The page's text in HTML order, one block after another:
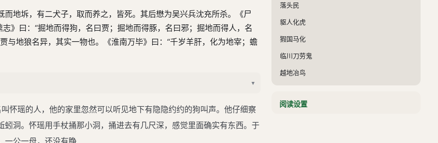
地坼，有二犬子，取而养之，皆死。其后懋为吴兴兵沈充所杀。《尸
》曰：“掘地而得狗，名曰贾；掘地而得豚，名曰邪；掘地而得人，名
与地狼名异，其实一物也。《淮南万毕》曰：“千岁羊肝，化为地宰；蟾
▾
怀瑶的人，他的家里忽然可以听见地下有隐隐约约的狗叫声。他仔细察
洞。怀瑶用手杖捅那小洞，捅进去有几尺深，感觉里面确实有东西。于
落头民
䝙人化虎
猳国马化
临川刀劳鬼
越地冶鸟
大青小青
阅读设置